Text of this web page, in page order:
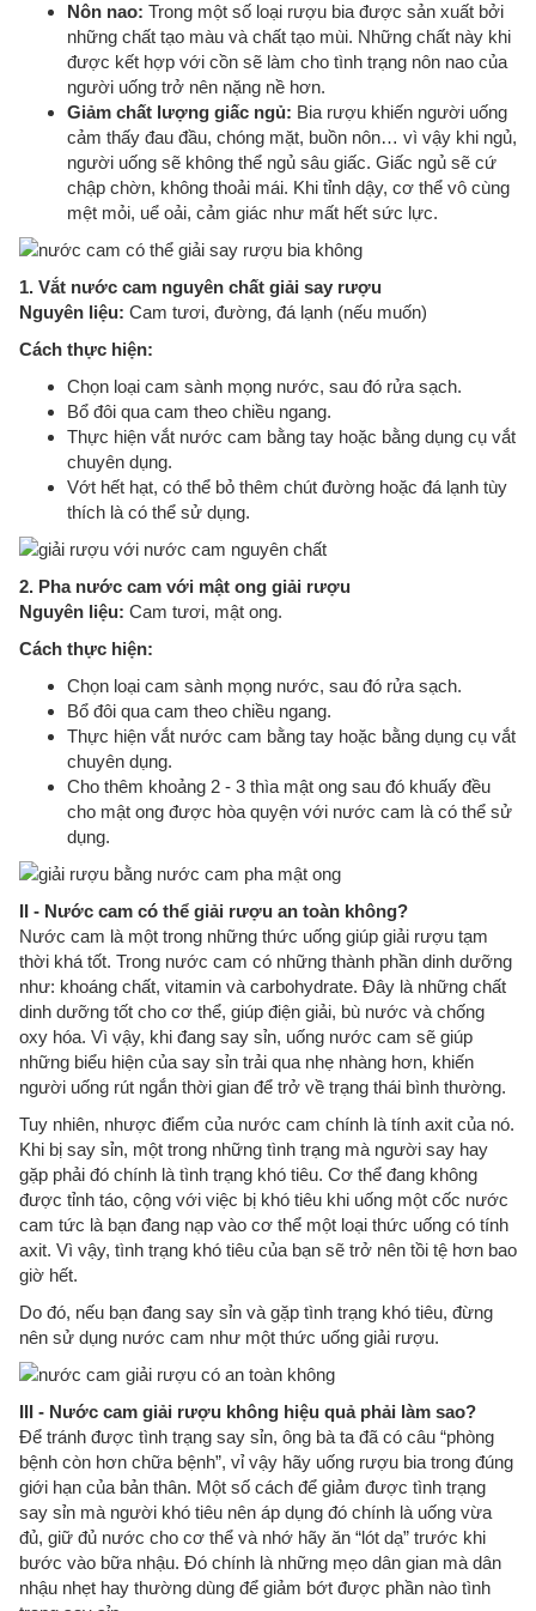
Nôn nao: Trong một số loại rượu bia được sản xuất bởi
những chất tạo màu và chất tạo mùi. Những chất này khi
được kết hợp với cồn sẽ làm cho tình trạng nôn nao của
người uống trở nên nặng nề hơn.
Giảm chất lượng giấc ngủ: Bia rượu khiến người uống
cảm thấy đau đầu, chóng mặt, buồn nôn… vì vậy khi ngủ,
người uống sẽ không thể ngủ sâu giấc. Giấc ngủ sẽ cứ
chập chờn, không thoải mái. Khi tỉnh dậy, cơ thể vô cùng
mệt mỏi, uể oải, cảm giác như mất hết sức lực.
1. Vắt nước cam nguyên chất giải say rượu
Nguyên liệu: Cam tươi, đường, đá lạnh (nếu muốn)
Cách thực hiện:
Chọn loại cam sành mọng nước, sau đó rửa sạch.
Bổ đôi qua cam theo chiều ngang.
Thực hiện vắt nước cam bằng tay hoặc bằng dụng cụ vắt
chuyên dụng.
Vớt hết hạt, có thể bỏ thêm chút đường hoặc đá lạnh tùy
thích là có thể sử dụng.
2. Pha nước cam với mật ong giải rượu
Nguyên liệu: Cam tươi, mật ong.
Cách thực hiện:
Chọn loại cam sành mọng nước, sau đó rửa sạch.
Bổ đôi qua cam theo chiều ngang.
Thực hiện vắt nước cam bằng tay hoặc bằng dụng cụ vắt
chuyên dụng.
Cho thêm khoảng 2 - 3 thìa mật ong sau đó khuấy đều
cho mật ong được hòa quyện với nước cam là có thể sử
dụng.
II - Nước cam có thể giải rượu an toàn không?
Nước cam là một trong những thức uống giúp giải rượu tạm
thời khá tốt. Trong nước cam có những thành phần dinh dưỡng
như: khoáng chất, vitamin và carbohydrate. Đây là những chất
dinh dưỡng tốt cho cơ thể, giúp điện giải, bù nước và chống
oxy hóa. Vì vậy, khi đang say sỉn, uống nước cam sẽ giúp
những biểu hiện của say sỉn trải qua nhẹ nhàng hơn, khiến
người uống rút ngắn thời gian để trở về trạng thái bình thường.
Tuy nhiên, nhược điểm của nước cam chính là tính axit của nó.
Khi bị say sỉn, một trong những tình trạng mà người say hay
gặp phải đó chính là tình trạng khó tiêu. Cơ thể đang không
được tỉnh táo, cộng với việc bị khó tiêu khi uống một cốc nước
cam tức là bạn đang nạp vào cơ thể một loại thức uống có tính
axit. Vì vậy, tình trạng khó tiêu của bạn sẽ trở nên tồi tệ hơn bao
giờ hết.
Do đó, nếu bạn đang say sỉn và gặp tình trạng khó tiêu, đừng
nên sử dụng nước cam như một thức uống giải rượu.
III - Nước cam giải rượu không hiệu quả phải làm sao?
Để tránh được tình trạng say sỉn, ông bà ta đã có câu “phòng
bệnh còn hơn chữa bệnh”, vỉ vậy hãy uống rượu bia trong đúng
giới hạn của bản thân. Một số cách để giảm được tình trạng
say sỉn mà người khó tiêu nên áp dụng đó chính là uống vừa
đủ, giữ đủ nước cho cơ thể và nhớ hãy ăn “lót dạ” trước khi
bước vào bữa nhậu. Đó chính là những mẹo dân gian mà dân
nhậu nhẹt hay thường dùng để giảm bớt được phần nào tình